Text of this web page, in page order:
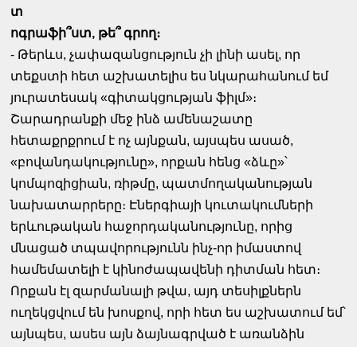
տ
ոգրաֆի՞ստ, թե՞ գրող։
- Թերևս, չափազանցություն չի լինի ասել, որ
տեքստի հետ աշխատելիս ես նկարահանում եմ
յուրատեսակ «գիտակցության ֆիլմ»։
Շարադրանքի մեջ ինձ ամենաշատը
հետաքրքրում է ոչ այնքան, այսպես ասած,
«բովանդակությունը», որքան հենց «ձևը»՝
կոմպոզիցիան, ռիթմը, պատմողականության
նախատարրերը։ Էներգիայի կուտակումների
երևութական հաջորդականությունը, որից
մնացած տպավորությունն ինչ-որ իմաստով
համեմատելի է կինոժապավենի դիտման հետ։
Որքան էլ զարմանալի թվա, այդ տեսիլքներն
ուղեկցվում են խոսքով, որի հետ ես աշխատում եմ՝
այնպես, ասես այն ձայնագրված է առանձին